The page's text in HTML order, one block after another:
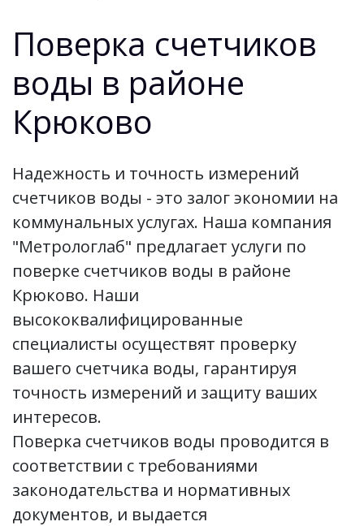
Поверка счетчиков
воды в районе
Крюково
Надежность и точность измерений
счетчиков воды - это залог экономии на
коммунальных услугах. Наша компания
"Метрологлаб" предлагает услуги по
поверке счетчиков воды в районе
Крюково. Наши
высококвалифицированные
специалисты осуществят проверку
вашего счетчика воды, гарантируя
точность измерений и защиту ваших
интересов.
Поверка счетчиков воды проводится в
соответствии с требованиями
законодательства и нормативных
документов, и выдается